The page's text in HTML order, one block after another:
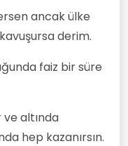
ancak ülke
derim.
faiz bir süre
ve altında
hep kazanırsın.